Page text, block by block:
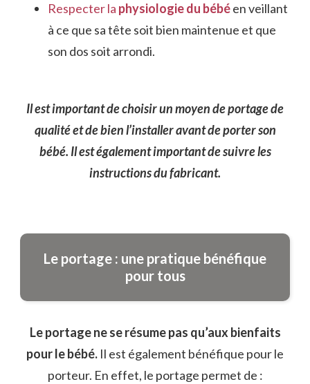
Respecter la physiologie du bébéen veillant
à ce que sa tête soit bien maintenue et que
son dos soit arrondi.
Il est important de choisir un moyen de portage de
qualité et de bien l’installer avant de porter son
bébé. Il est également important de suivre les
instructions du fabricant.
Le portage : une pratique bénéfique
pour tous
Le portage ne se résume pas qu’aux bienfaits
pour le bébé. Il est également bénéfique pour le
porteur. En effet, le portage permet de :